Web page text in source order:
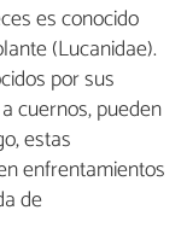
es conocido
(Lucanidae).
por sus
cuernos, pueden
estas
enfrentamientos
de